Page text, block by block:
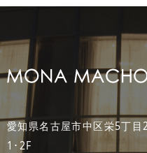
愛知県名古屋市中区栄5丁
1･2F